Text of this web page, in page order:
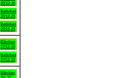
20/12-26
Badviken
20/12-26
Badviken
20/12-26
Båtviken
27/12-26
Badviken
27/12-26
Båtviken